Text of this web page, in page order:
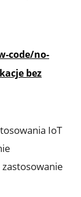
code/no-
bez
IoT